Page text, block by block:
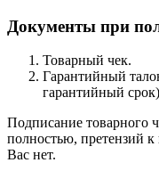
Документы при
Товарный чек.
Гарантийный
гарантийный
Подписание товарного
полностью, претензий
Вас нет.